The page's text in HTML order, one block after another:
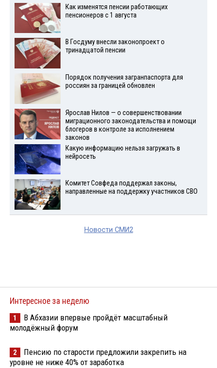
Как изменятся пенсии работающих
пенсионеров с 1 августа
В Госдуму внесли законопроект о
тринадцатой пенсии
Порядок получения загранпаспорта для
россиян за границей обновлен
Ярослав Нилов — о совершенствовании
миграционного законодательства и помощи
блогеров в контроле за исполнением
законов
Какую информацию нельзя загружать в
нейросеть
Комитет Совфеда поддержал законы,
направленные на поддержку участников СВО
Новости СМИ2
Интересное за неделю
1
В Абхазии впервые пройдёт масштабный
молодёжный форум
2
Пенсию по старости предложили закрепить на
уровне не ниже 40% от заработка